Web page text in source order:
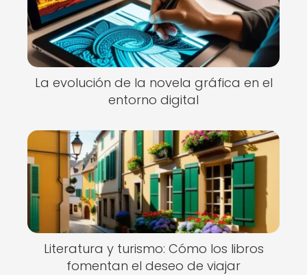
La evolución de la novela gráfica en el
entorno digital
Literatura y turismo: Cómo los libros
fomentan el deseo de viajar